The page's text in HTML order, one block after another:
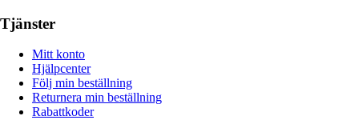
Tjänster
Mitt konto
Hjälpcenter
Följ min beställning
Returnera min beställning
Rabattkoder